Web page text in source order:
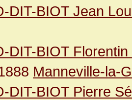
DIT-BIOT Jean
DIT-BIOT
Manneville-la-
DIT-BIOT Pierre